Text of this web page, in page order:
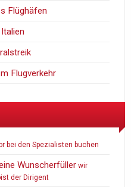
Flüghäfen
Flugverkehr
bei den Spezialisten buchen
Wunscherfüller wir
der Dirigent